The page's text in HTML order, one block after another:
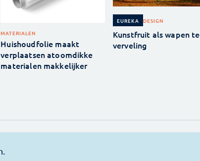
MATERIALEN
Huishoudfolie maakt
verplaatsen atoomdikke
materialen makkelijker
EUREKA DESIGN
Kunstfruit als wapen
verveling